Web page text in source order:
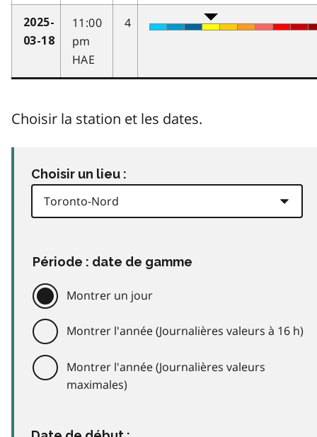
2025-
03-18
11:00
pm
HAE
4
Choisir la station et les dates.
Choisir un lieu :
Période : date de gamme
Montrer un jour
Montrer l'année (Journalières valeurs à 16 h)
Montrer l'année (Journalières valeurs
maximales)